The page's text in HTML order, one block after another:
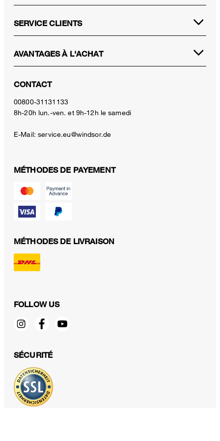
Pantalon palazzo en twill de viscose et soie, bleu foncé
399,00 €
SERVICE CLIENTS
AVANTAGES À L'ACHAT
CONTACT
00800-31131133
8h-20h lun.-ven. et 9h-12h le samedi
E-Mail:service.eu@windsor.de
MÉTHODES DE PAYEMENT
MÉTHODES DE LIVRAISON
FOLLOW US
SÉCURITÉ